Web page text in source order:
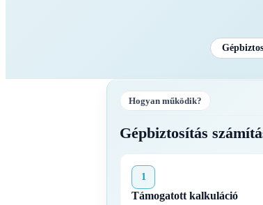
Hogyan működik?
Gépbiztosítás
1
Támogatott kalkuláció